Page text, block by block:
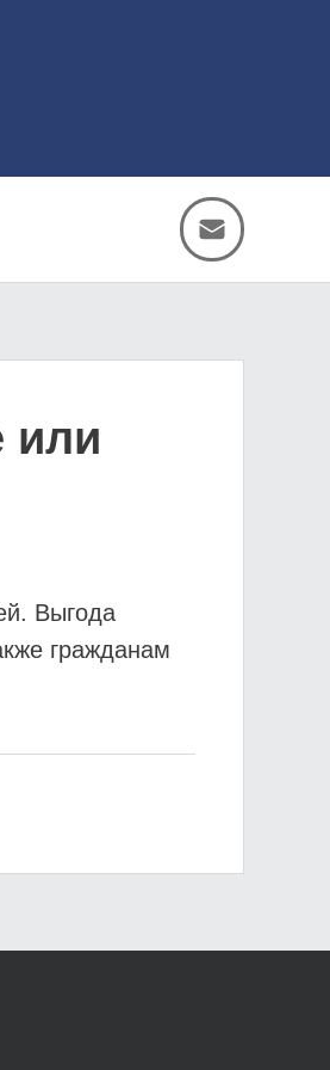
или
Выгода
гражданам